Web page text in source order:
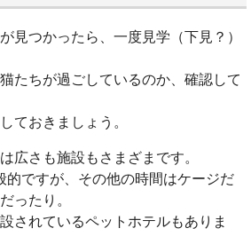
見つかったら、一度見学（下見？）
たちが過ごしているのか、確認して
ておきましょう。
広さも施設もさまざまです。
的ですが、その他の時間はケージだ
ったり。
されているペットホテルもありま